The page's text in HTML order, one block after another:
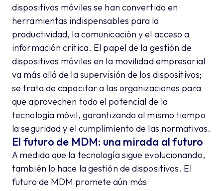
dispositivos móviles se han convertido en
herramientas indispensables para la
productividad, la comunicación y el acceso a
información crítica. El papel de la gestión de
dispositivos móviles en la movilidad empresarial
va más allá de la supervisión de los dispositivos;
se trata de capacitar a las organizaciones para
que aprovechen todo el potencial de la
tecnología móvil, garantizando al mismo tiempo
la seguridad y el cumplimiento de las normativas.
El futuro de MDM: una mirada al futuro
A medida que la tecnología sigue evolucionando,
también lo hace la gestión de dispositivos. El
futuro de MDM promete aún más